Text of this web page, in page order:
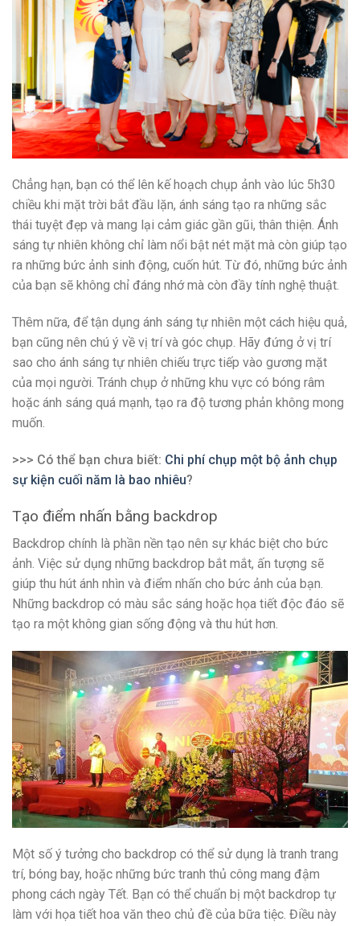
Chẳng hạn, bạn có thể lên kế hoạch chụp ảnh vào lúc 5h30
chiều khi mặt trời bắt đầu lặn, ánh sáng tạo ra những sắc
thái tuyệt đẹp và mang lại cảm giác gần gũi, thân thiện. Ánh
sáng tự nhiên không chỉ làm nổi bật nét mặt mà còn giúp tạo
ra những bức ảnh sinh động, cuốn hút. Từ đó, những bức ảnh
của bạn sẽ không chỉ đáng nhớ mà còn đầy tính nghệ thuật.
Thêm nữa, để tận dụng ánh sáng tự nhiên một cách hiệu quả,
bạn cũng nên chú ý về vị trí và góc chụp. Hãy đứng ở vị trí
sao cho ánh sáng tự nhiên chiếu trực tiếp vào gương mặt
của mọi người. Tránh chụp ở những khu vực có bóng râm
hoặc ánh sáng quá mạnh, tạo ra độ tương phản không mong
muốn.
>>> Có thể bạn chưa biết: Chi phí chụp một bộ ảnh chụp
sự kiện cuối năm là bao nhiêu?
Tạo điểm nhấn bằng backdrop
Backdrop chính là phần nền tạo nên sự khác biệt cho bức
ảnh. Việc sử dụng những backdrop bắt mắt, ấn tượng sẽ
giúp thu hút ánh nhìn và điểm nhấn cho bức ảnh của bạn.
Những backdrop có màu sắc sáng hoặc họa tiết độc đáo sẽ
tạo ra một không gian sống động và thu hút hơn.
Một số ý tưởng cho backdrop có thể sử dụng là tranh trang
trí, bóng bay, hoặc những bức tranh thủ công mang đậm
phong cách ngày Tết. Bạn có thể chuẩn bị một backdrop tự
làm với họa tiết hoa văn theo chủ đề của bữa tiệc. Điều này